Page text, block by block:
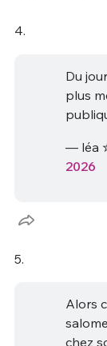
4.
Du
plus
— léa
2026
5.
Alors
chez